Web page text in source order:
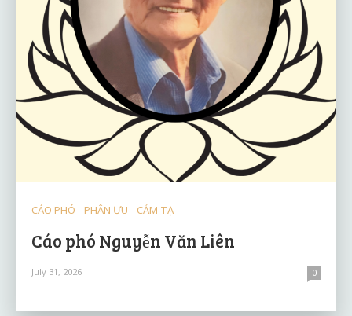
CÁO PHÓ - PHÂN ƯU - CẢM TẠ
Cáo phó Nguyễn Văn Liên
July 31, 2026 0